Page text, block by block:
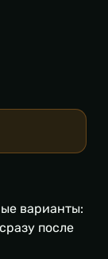
варианты:
после